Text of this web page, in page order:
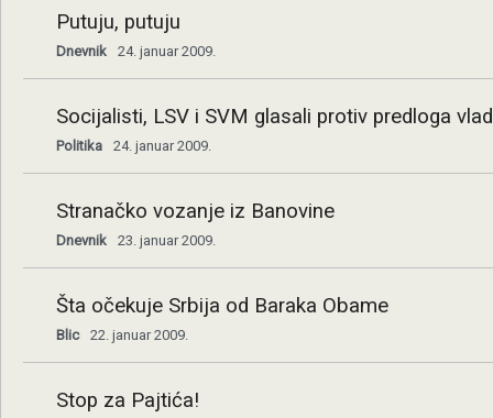
Putuju, putuju
Dnevnik 24. januar 2009.
Socijalisti, LSV i SVM glasali protiv predloga
Politika 24. januar 2009.
Stranačko vozanje iz Banovine
Dnevnik 23. januar 2009.
Šta očekuje Srbija od Baraka Obame
Blic 22. januar 2009.
Stop za Pajtića!